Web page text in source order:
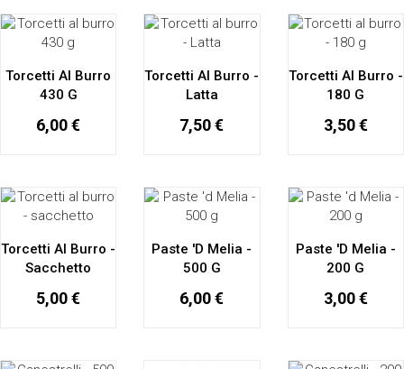
Torcetti Al Burro
430 G
6,00 €
Torcetti Al Burro -
Latta
7,50 €
Torcetti Al Burro -
180 G
3,50 €
Torcetti Al Burro -
Sacchetto
5,00 €
Paste 'd Melia -
500 G
6,00 €
Paste 'd Melia -
200 G
3,00 €